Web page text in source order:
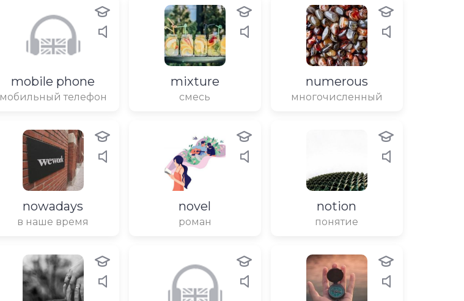
mobile phone
мобильный телефон
mixture
смесь
numerous
многочисленный
nowadays
в наше время
novel
роман
notion
понятие